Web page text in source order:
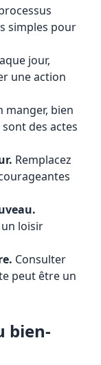
simples pour
jour,
une action
manger, bien
des actes
Remplacez
loisir
Consulter
peut être un
bien-